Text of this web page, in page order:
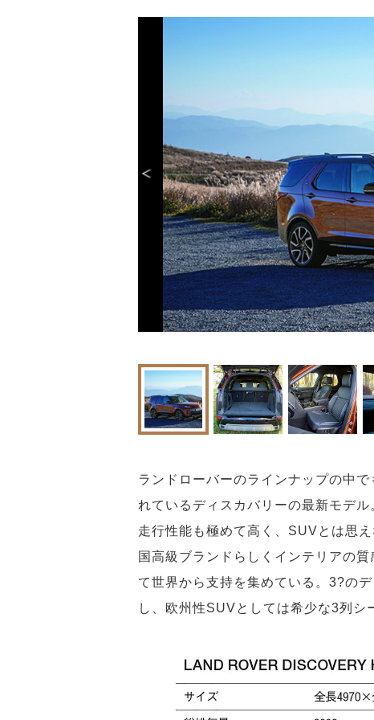
ランドローバーのラインナップの中
れているディスカバリーの最新モデ
走行性能も極めて高く、SUVとは思
国高級ブランドらしくインテリアの
て世界から支持を集めている。3?の
し、欧州性SUVとしては希少な3列シ